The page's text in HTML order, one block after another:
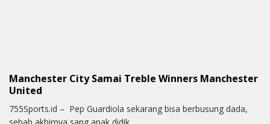
Manchester City Samai Treble Winners Manchester
United
755Sports.id – Pep Guardiola sekarang bisa berbusung dada,